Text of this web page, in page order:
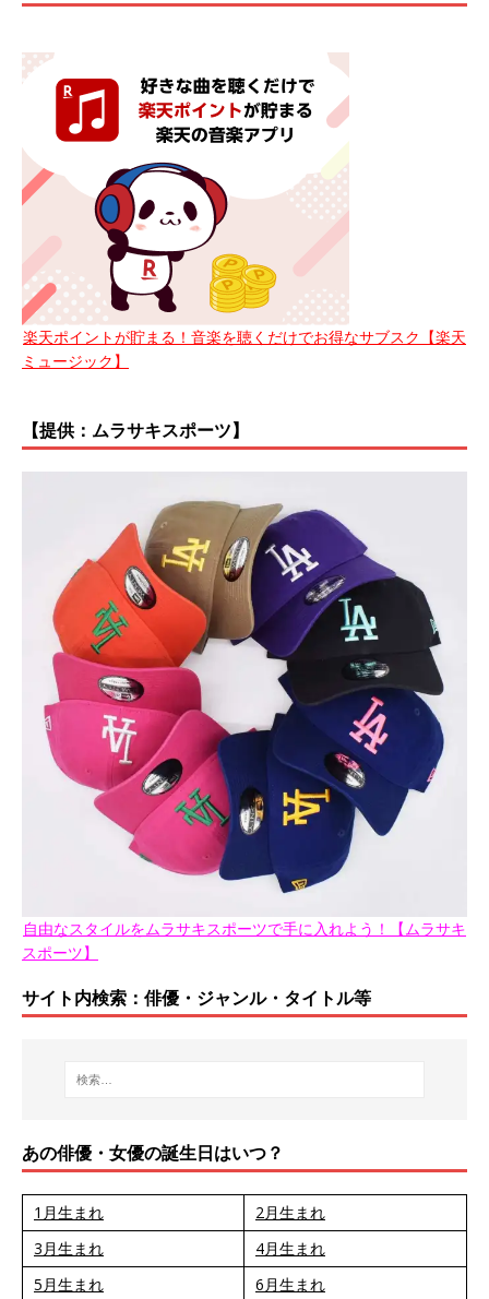
楽天ポイントが貯まる！音楽を聴くだけでお得なサブスク【楽天
ミュージック】
【提供：ムラサキスポーツ】
自由なスタイルをムラサキスポーツで手に入れよう！【ムラサキ
スポーツ】
サイト内検索：俳優・ジャンル・タイトル等
あの俳優・女優の誕生日はいつ？
1月生まれ
2月生まれ
3月生まれ
4月生まれ
5月生まれ
6月生まれ